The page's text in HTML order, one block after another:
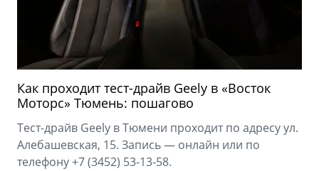
Как проходит тест-драйв Geely в «Восток
Моторс» Тюмень: пошагово
Тест-драйв Geely в Тюмени проходит по адресу ул.
Алебашевская, 15. Запись — онлайн или по
телефону +7 (3452) 53-13-58.